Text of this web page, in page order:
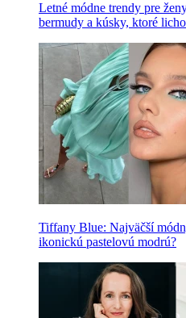
Letné módne trendy pre
bermudy a kúsky, ktoré
Tiffany Blue: Najväčší
ikonickú pastelovú modrú?